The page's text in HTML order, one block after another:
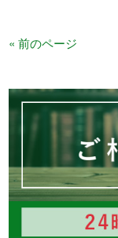
« 前のページ